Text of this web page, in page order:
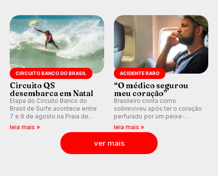
Kelly Slater convidado.
ondas para até 16 dias.
CIRCUITO BANCO DO BRASIL
Circuito QS
desembarca em Natal
Etapa do Circuito Banco do
Brasil de Surfe acontece entre
7 e 9 de agosto na Praia de
Miami (RN), em disputas
válidas pelo Qualifying Series
(QS) 4.000 e pela corrida por
vagas no Challenger Series.
leia mais »
ACIDENTE RARO
“O médico segurou
meu coração”
Brasileiro conta como
sobreviveu após ter o coração
perfurado por um peixe-
agulha enquanto surfava na
Costa Rica.
leia mais »
ver mais